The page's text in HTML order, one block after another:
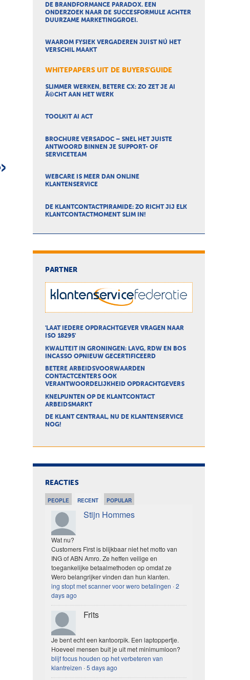
DE BRANDFORMANCE PARADOX. EEN
ONDERZOEK NAAR DE SUCCESFORMULE ACHTER
DUURZAME MARKETINGGROEI.
WAAROM FYSIEK VERGADEREN JUIST NÚ HET
VERSCHIL MAAKT
WHITEPAPERS UIT DE BUYERS'GUIDE
SLIMMER WERKEN, BETERE CX: ZO ZET JE AI
Ã©CHT AAN HET WERK
TOOLKIT AI ACT
BROCHURE VERSADOC – SNEL HET JUISTE
ANTWOORD BINNEN JE SUPPORT- OF
SERVICETEAM
WEBCARE IS MEER DAN ONLINE
KLANTENSERVICE
DE KLANTCONTACTPIRAMIDE: ZO RICHT JIJ ELK
KLANTCONTACTMOMENT SLIM IN!
PARTNER
'LAAT IEDERE OPDRACHTGEVER VRAGEN NAAR
ISO 18295'
KWALITEIT IN GRONINGEN: LAVG, RDW EN BOS
INCASSO OPNIEUW GECERTIFICEERD
BETERE ARBEIDSVOORWAARDEN
CONTACTCENTERS OOK
VERANTWOORDELIJKHEID OPDRACHTGEVERS
KNELPUNTEN OP DE KLANTCONTACT
ARBEIDSMARKT
DE KLANT CENTRAAL, NU DE KLANTENSERVICE
NOG!
REACTIES
PEOPLE RECENT POPULAR
Stijn Hommes
Wat nu?
Customers First is blijkbaar niet het motto van
ING of ABN Amro. Ze heffen veilige en
toegankelijke betaalmethoden op omdat ze
Wero belangrijker vinden dan hun klanten.
ing stopt met scanner voor wero betalingen ·2
days ago
Frits
Je bent echt een kantoorpik. Een laptoppertje.
Hoeveel mensen buit je uit met minimumloon?
blijf focus houden op het verbeteren van
klantreizen ·5 days ago